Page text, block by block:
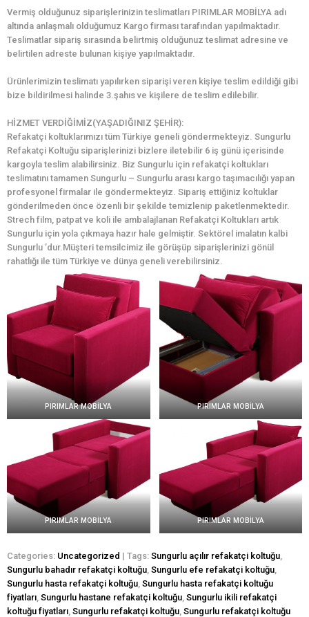
Vermiş olduğunuz siparişlerinizin teslimatları PIRIMLAR MOBİLYA adı
altında anlaşmalı olduğumuz Kargo firması tarafından yapılmaktadır.
Teslimatlar sipariş sırasında belirtmiş olduğunuz teslimat adresine ve
belirtilen adreste bulunan kişiye yapılmaktadır.
Ürünlerimizin teslimatı yapılırken siparişi veren kişiye teslim edildiği gibi
bize bildirilmesi halinde 3.şahıs ve kişilere de teslim edilebilir.
HİZMET VERDİĞİMİZ(YAŞADIĞINIZ ŞEHİR):
Refakatçi koltuklarımızı tüm Türkiye geneli göndermekteyiz. Sungurlu
Refakatçi Koltuğu siparişlerinizi bizlere iletebilir 6 iş günü içerisinde
kargoyla teslim alabilirsiniz. Biz Sungurlu için refakatçi koltukları
teslimatını tamamen Sungurlu – Sungurlu arası kargo taşımacılığı yapan
profesyonel firmalar ile göndermekteyiz. Sipariş ettiğiniz koltuklar
gönderilmeden önce özenli bir şekilde temizlenip paketlenmektedir.
Strech film, patpat ve koli ile ambalajlanan Refakatçi Koltukları artık
Sungurlu için yola çıkmaya hazır hale gelmiştir. Sektörel imalatın kalbi
Sungurlu ’dur.Müşteri temsilcimiz ile görüşüp siparişlerinizi gönül
rahatlığı ile tüm Türkiye ve dünya geneli verebilirsiniz.
PIRIMLAR MOBİLYA PIRIMLAR MOBİLYA
PIRIMLAR MOBİLYA PIRIMLAR MOBİLYA
Categories: Uncategorized | Tags: Sungurlu açılır refakatçi koltuğu
Sungurlu bahadır refakatçi koltuğu Sungurlu efe refakatçi koltuğu
Sungurlu hasta refakatçi koltuğu Sungurlu hasta refakatçi koltuğu
fiyatları Sungurlu hastane refakatçi koltuğu Sungurlu ikili refakatçi
koltuğu fiyatları Sungurlu refakatçi koltuğu Sungurlu refakatçi koltuğu